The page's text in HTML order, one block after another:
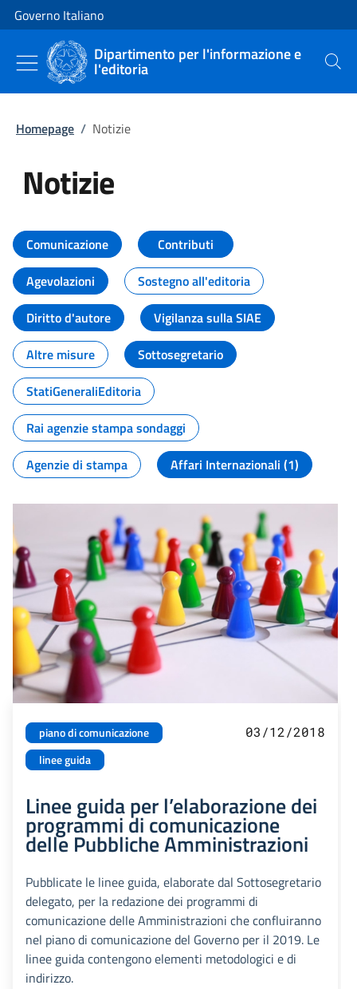
Vai al contenuto
Vai alla navigazione del sito
Governo Italiano
Dipartimento per l'informazione e
l'editoria Cerca
Homepage / Notizie
Notizie
Tutti i contenuti della pagina
Comunicazione
Contributi
Agevolazioni
Sostegno all'editoria
Diritto d'autore
Vigilanza sulla SIAE
Altre misure
Sottosegretario
StatiGeneraliEditoria
Rai agenzie stampa sondaggi
Agenzie di stampa
Affari Internazionali (1)
piano di comunicazione
linee guida
03/12/2018
Linee guida per l’elaborazione dei
programmi di comunicazione
delle Pubbliche Amministrazioni
Pubblicate le linee guida, elaborate dal Sottosegretario
delegato, per la redazione dei programmi di
comunicazione delle Amministrazioni che confluiranno
nel piano di comunicazione del Governo per il 2019. Le
linee guida contengono elementi metodologici e di
indirizzo.